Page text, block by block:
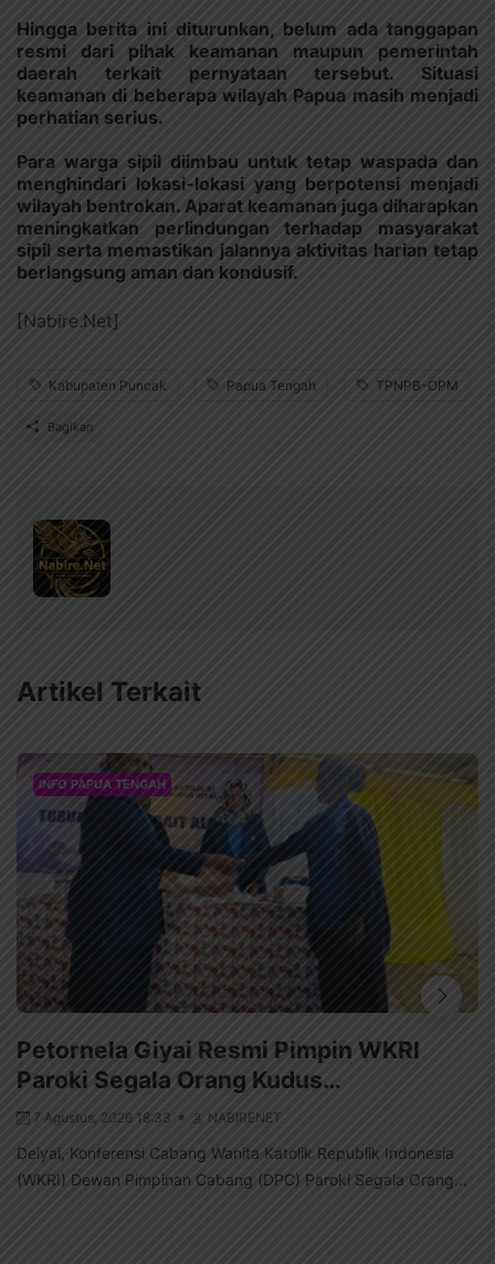
Hingga berita ini diturunkan, belum ada tanggapan
resmi dari pihak keamanan maupun pemerintah
daerah terkait pernyataan tersebut. Situasi
keamanan di beberapa wilayah Papua masih menjadi
perhatian serius.
Para warga sipil diimbau untuk tetap waspada dan
menghindari lokasi-lokasi yang berpotensi menjadi
wilayah bentrokan. Aparat keamanan juga diharapkan
meningkatkan perlindungan terhadap masyarakat
sipil serta memastikan jalannya aktivitas harian tetap
berlangsung aman dan kondusif.
[Nabire.Net]
Kabupaten Puncak Papua Tengah TPNPB-OPM
Bagikan
Artikel Terkait
INFO PAPUA TENGAH
Petornela Giyai Resmi Pimpin WKRI
Paroki Segala Orang Kudus…
7 Agustus, 2026 18:33 NABIRENET
Deiyai, Konferensi Cabang Wanita Katolik Republik Indonesia
(WKRI) Dewan Pimpinan Cabang (DPC) Paroki Segala Orang...